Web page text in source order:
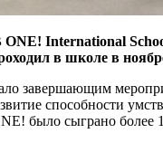
International
в школе в
завершающим
способности
было сыграно более